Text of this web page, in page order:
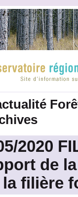
2020
de
filière